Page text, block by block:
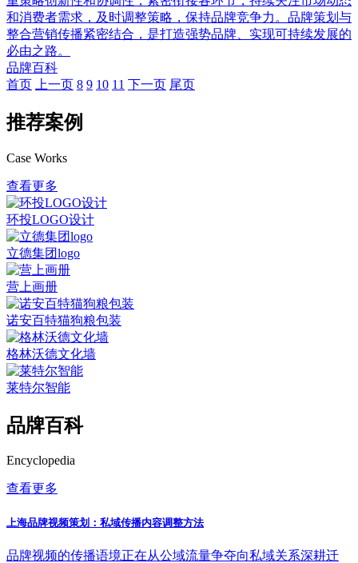
和消费者需求，及时调整策略，保持品牌竞争力。品牌策划与
整合营销传播紧密结合，是打造强势品牌、实现可持续发展的
必由之路。
品牌百科
首页
上一页 8 9 10 11 下一页 尾页
推荐案例
Case Works
查看更多
环投LOGO设计
立德集团logo
营上画册
诺安百特猫狗粮包装
格林沃德文化墙
莱特尔智能
品牌百科
Encyclopedia
查看更多
上海品牌视频策划：私域传播内容调整方法
品牌视频的传播语境正在从公域流量争夺向私域关系深耕迁